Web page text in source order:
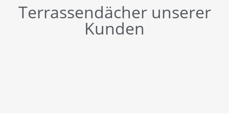
Terrassendächer unserer
Kunden